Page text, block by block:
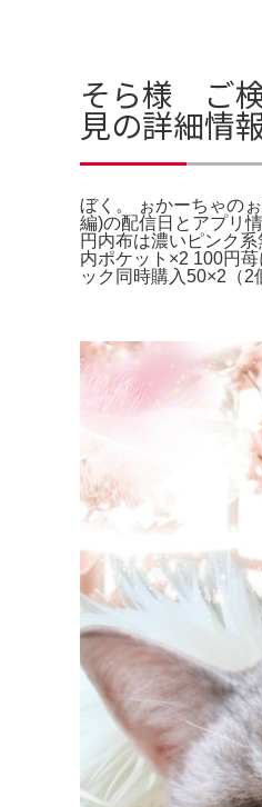
そら様 ご
見の詳細情
ぼく。 ぉかーちゃの
編)の配信日とアプリ
円内布は濃いピンク
内ポケット×2 100円
ック同時購入50×2（2